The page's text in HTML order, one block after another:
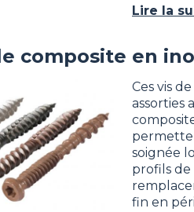
Lire la
composite en
Ces vis
assorties
soignée
profils
fin en